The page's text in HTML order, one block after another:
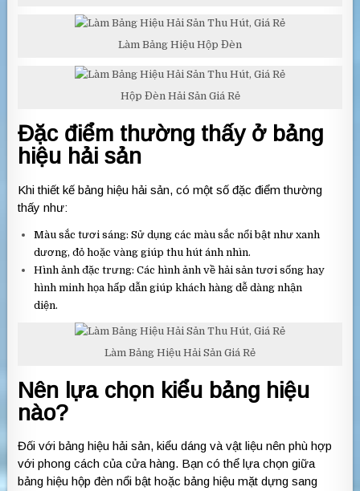
Làm Bảng Hiệu Hộp Đèn
Hộp Đèn Hải Sản Giá Rẻ
Đặc điểm thường thấy ở bảng
hiệu hải sản
Khi thiết kế bảng hiệu hải sản, có một số đặc điểm thường
thấy như:
Màu sắc tươi sáng: Sử dụng các màu sắc nổi bật như xanh
dương, đỏ hoặc vàng giúp thu hút ánh nhìn.
Hình ảnh đặc trưng: Các hình ảnh về hải sản tươi sống hay
hình minh họa hấp dẫn giúp khách hàng dễ dàng nhận
diện.
Làm Bảng Hiệu Hải Sản Giá Rẻ
Nên lựa chọn kiểu bảng hiệu
nào?
Đối với bảng hiệu hải sản, kiểu dáng và vật liệu nên phù hợp
với phong cách của cửa hàng. Bạn có thể lựa chọn giữa
bảng hiệu hộp đèn nổi bật hoặc bảng hiệu mặt dựng sang